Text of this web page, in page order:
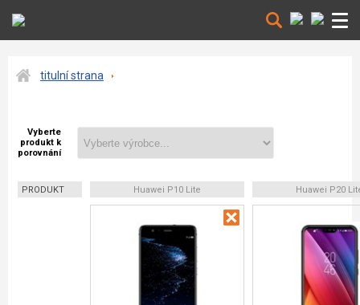
titulní strana
Vyberte
produkt k
porovnání
PRODUKT Huawei P10 Lite Huawei P20